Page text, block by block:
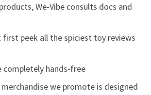
We-Vibe consults docs and
first peek all the spiciest toy reviews
completely hands-free
we promote is designed